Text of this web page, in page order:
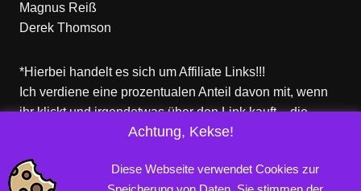
Magnus Reiß
Derek Thomson
*Hierbei handelt es sich um Affiliate Links!!!
Ich verdiene eine prozentualen Anteil davon mit, wenn
ihr klickt und irgendetwas über den Link kauft – die
Produkte dort sind aber nicht von mir!
Achtung, Kekse!
Diese Webseite verwendet Cookies zur